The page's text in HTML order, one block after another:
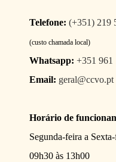
Telefone: (+351) 219
(custo chamada local)
Whatsapp: +351 961
Email: geral@ccvo.pt
Horário de
Segunda-feira a
09h30 às 13h00